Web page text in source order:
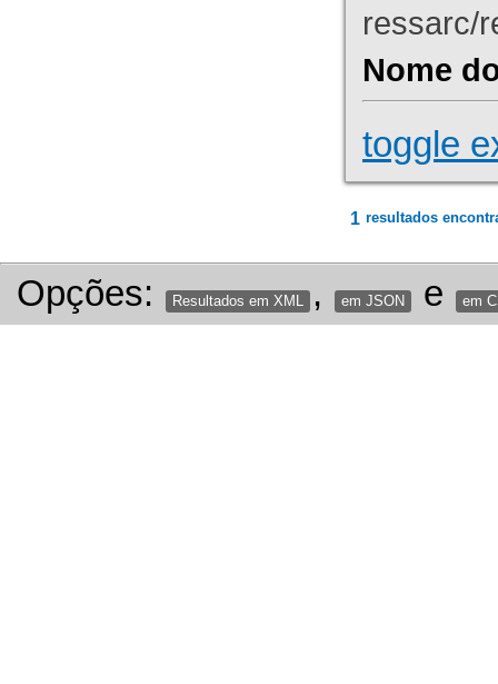
ressarc/
Nome
toggle
1 resultados
Opções: Resultados em XML , em JSON e em